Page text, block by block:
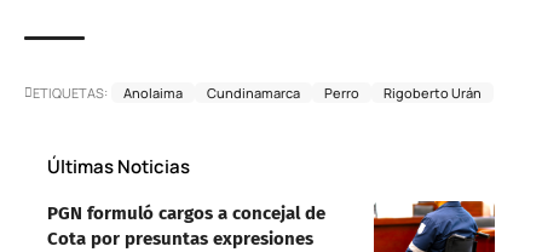
ETIQUETAS: Anolaima Cundinamarca Perro Rigoberto Urán
Últimas Noticias
PGN formuló cargos a concejal de
Cota por presuntas expresiones